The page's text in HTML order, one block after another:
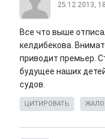
25.12.2013,
Все что выше
келдибекова.
приводит премьер.
будущее наших
судов.
ЦИТИРОВАТЬ